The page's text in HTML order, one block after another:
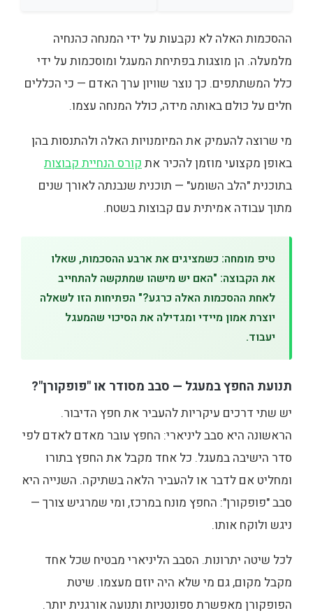
ההסכמות האלה לא נקבעות על ידי המנחה כהנחיה
מלמעלה. הן מוצגות בפתיחת המעגל ומוסכמות על ידי
כלל המשתתפים. כך נוצר שוויון ערך האדם — כי הכללים
חלים על כולם באותה מידה, כולל המנחה עצמו.
מי שרוצה להעמיק את המיומנויות האלה ולהתנסות בהן
באופן מקצועי מוזמן להכיר את קורס הנחיית קבוצות
בתוכנית "הלב השומע" — תוכנית שנבנתה לאורך שנים
מתוך עבודה אמיתית עם קבוצות בשטח.
טיפ מומחה: כשמציגים את ארבע ההסכמות, שאלו
את הקבוצה: "האם יש מישהו שמתקשה להתחייב
לאחת ההסכמות האלה כרגע?" הפתיחות הזו לשאלה
יוצרת אמון מיידי ומגדילה את הסיכוי שהמעגל
יעבוד.
תנועת החפץ במעגל — סבב מסודר או "פופקורן"?
יש שתי דרכים עיקריות להעביר את חפץ הדיבור.
הראשונה היא סבב ליניארי: החפץ עובר מאדם לאדם לפי
סדר הישיבה במעגל. כל אחד מקבל את החפץ בתורו
ומחליט אם לדבר או להעביר הלאה בשתיקה. השנייה היא
סבב "פופקורן": החפץ מונח במרכז, ומי שמרגיש צורך —
ניגש ולוקח אותו.
לכל שיטה יתרונות. הסבב הליניארי מבטיח שכל אחד
מקבל מקום, גם מי שלא היה יוזם מעצמו. שיטת
הפופקורן מאפשרת ספונטניות ותנועה אורגנית יותר.